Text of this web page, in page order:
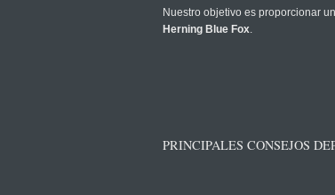
Nuestro objetivo es proporcionar
Herning Blue Fox.
PRINCIPALES CONSEJOS